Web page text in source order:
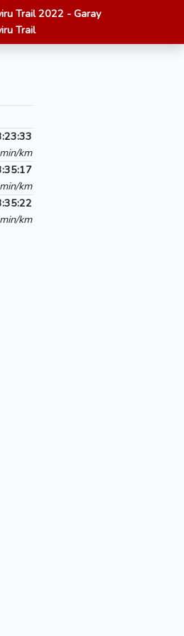
Trail 2022 - Garay
Trail
km
km
km